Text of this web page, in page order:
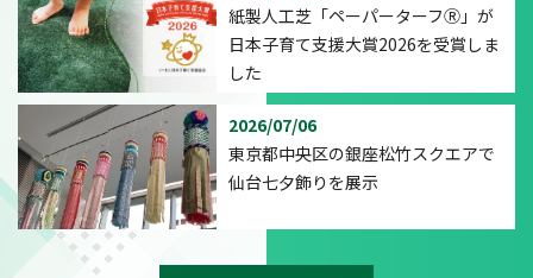
紙製人工芝「ペーパーターフⓇ」が
日本子育て支援大賞2026を受賞しま
した
2026/07/06
東京都中央区の銀座松竹スクエアで
仙台七夕飾りを展示